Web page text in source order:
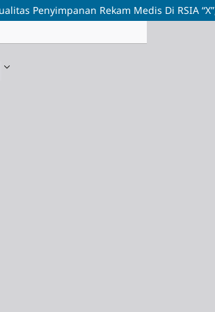
Penyimpanan Rekam Medis Di RSIA